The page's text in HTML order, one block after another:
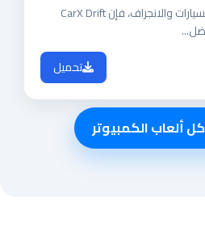
إذا كنت من عشاق ألعاب السيارات والانجراف، فإن CarX Drift
تحميل
ألعاب الكمبيوتر